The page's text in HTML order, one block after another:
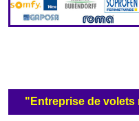
"Entreprise de